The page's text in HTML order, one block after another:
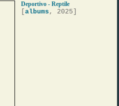
Deportivo - Reptile
[albums , 2025]